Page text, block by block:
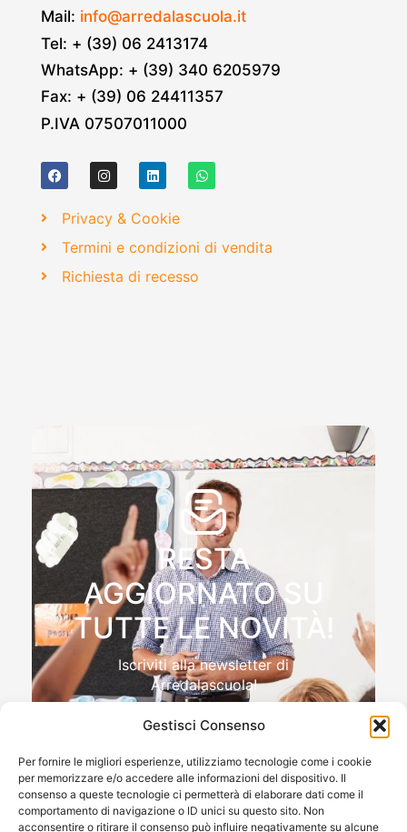
Gestisci Consenso
Per fornire le migliori esperienze, utilizziamo tecnologie come i cookie
per memorizzare e/o accedere alle informazioni del dispositivo. Il
consenso a queste tecnologie ci permetterà di elaborare dati come il
comportamento di navigazione o ID unici su questo sito. Non
acconsentire o ritirare il consenso può influire negativamente su alcune
Mail: info@arredalascuola.it
Tel: + (39) 06 2413174
WhatsApp: + (39) 340 6205979
Fax: + (39) 06 24411357
P.IVA 07507011000
Privacy & Cookie
Termini e condizioni di vendita
Richiesta di recesso
RESTA
AGGIORNATO SU
TUTTE LE NOVITÀ!
Iscriviti alla newsletter di
Arredalascuola!
Autorizzo il trattamento dei miei dati personali , ai sensi
e per gli effetti del Reg.to UE 2016/679 (GDPR)